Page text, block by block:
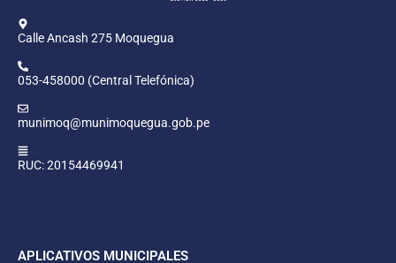
Calle Ancash 275 Moquegua
053-458000 (Central Telefónica)
munimoq@munimoquegua.gob.pe
RUC: 20154469941
APLICATIVOS MUNICIPALES